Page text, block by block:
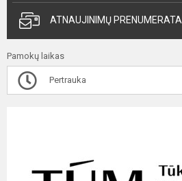
ATNAUJINIMŲ PRENUMERATA
Pamokų laikas
Pertrauka